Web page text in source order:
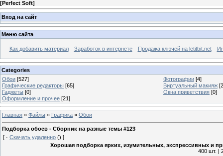
[Perfect Soft]
Вход на сайт
Меню сайта
Как добавить материал Заработок в интернете Продажа ключей на letitbit.net
Categories
Обои [527] Фотографии [4]
Графические редакторы [65] Виртуальный макияж
Гаджеты [0] Окна приветствия [0]
Оформление и прочее [21]
Главная » Файлы » Графика » Обои
Подборка обоев - Сборник на разные темы #123
[ · Скачать удаленно () ]
Хорошая подборка ярких, изумительных, экспрессивных и
400 шт. |